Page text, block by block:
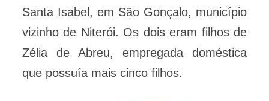
Santa Isabel, em São Gonçalo, município
vizinho de Niterói. Os dois eram filhos de
Zélia de Abreu, empregada doméstica
que possuía mais cinco filhos.